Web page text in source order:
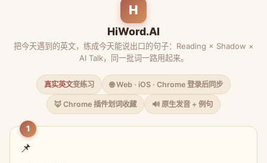
H
HiWord.AI
把今天遇到的英文，练成今天能说出口的句子：Reading × Shadow ×
AI Talk，同一批词一路用起来。
真实英文变练习 🌐 Web · iOS · Chrome 登录后同步
🦊 Chrome 插件划词收藏 🔊 原生发音 + 例句
1
📌